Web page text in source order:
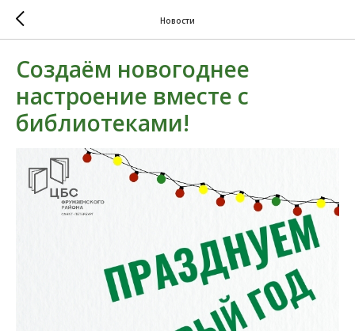
Новости
Создаём новогоднее
настроение вместе с
библиотеками!